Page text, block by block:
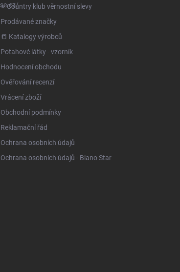
⭐️ Country klub věrnostní slevy
Prodávané značky
📒 Katalogy výrobců
Potahové látky - vzorník
Hodnocení obchodu
Ověřování recenzí
Vrácení zboží
Obchodní podmínky
Reklamační řád
Ochrana osobních údajů
Ochrana osobních údajů - Biano Star